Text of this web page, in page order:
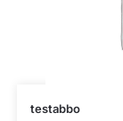
testabbo